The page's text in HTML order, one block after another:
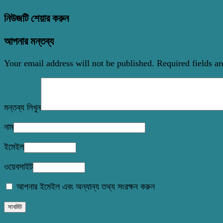
নিউজটি শেয়ার করুন
আপনার মন্তব্য
Your email address will not be published. Required fields
মন্তব্য লিখুন
নাম
ইমেইল
ওয়েবসাইট
আপনার ইমেইল এবং অন্যান্য তথ্য সংরক্ষন করুন